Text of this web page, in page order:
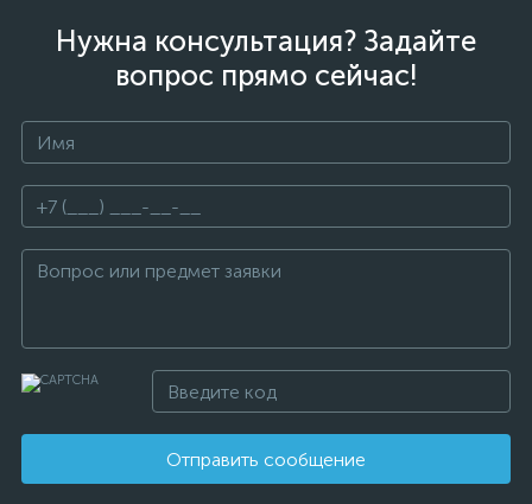
Нужна консультация? Задайте
вопрос прямо сейчас!
Отправить сообщение